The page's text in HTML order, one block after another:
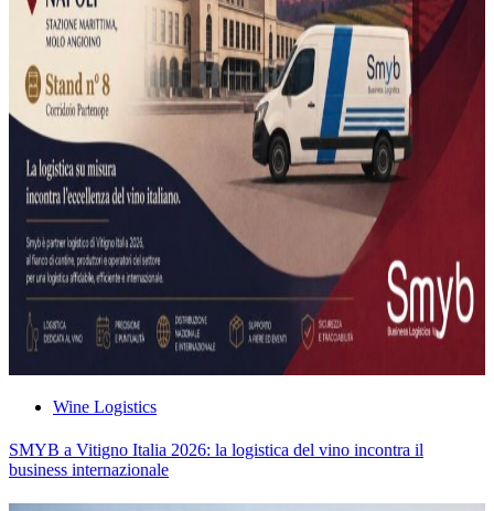
Wine Logistics
SMYB a Vitigno Italia 2026: la logistica del vino incontra il
business internazionale